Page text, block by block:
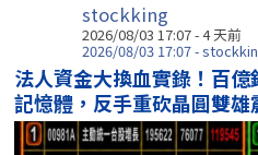
stockking
2026/08/03 17:07 - 4 天前
2026/08/03 17:07 -
法人資金大換血實錄！百
記憶體，反手重砍晶圓雙雄